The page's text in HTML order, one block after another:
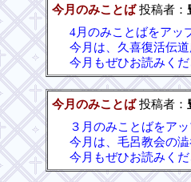
今月のみことば投稿者：
4月のみことばをアッ
今月は、久喜復活伝道
今月もぜひお読みくだ
今月のみことば投稿者：
３月のみことばをアッ
今月は、毛呂教会の澁
今月もぜひお読みくだ